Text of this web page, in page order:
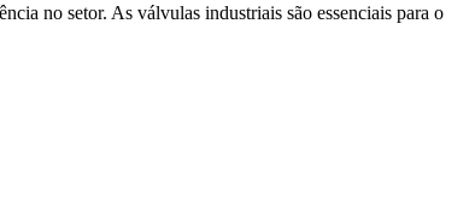
no setor. As válvulas industriais são essenciais para o